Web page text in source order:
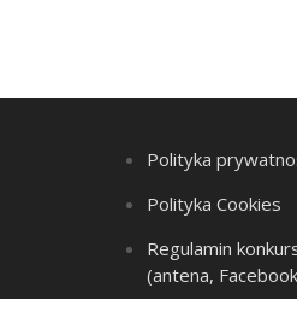
Polityka
Polityka Cookies
Regulamin
(antena,